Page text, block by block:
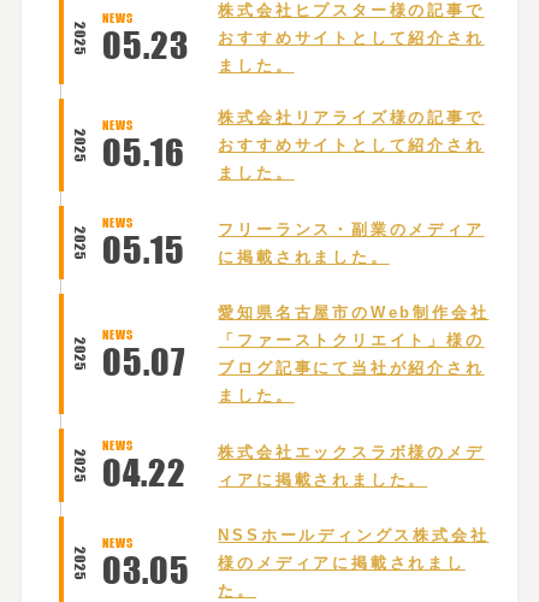
2025
NEWS
05.23
株式会社ヒプスター様の記事で
おすすめサイトとして紹介され
ました。
2025
NEWS
05.16
株式会社リアライズ様の記事で
おすすめサイトとして紹介され
ました。
2025
NEWS
05.15
フリーランス・副業のメディア
に掲載されました。
2025
NEWS
05.07
愛知県名古屋市のWeb制作会社
「ファーストクリエイト」様の
ブログ記事にて当社が紹介され
ました。
2025
NEWS
04.22
株式会社エックスラボ様のメデ
ィアに掲載されました。
2025
NEWS
03.05
NSSホールディングス株式会社
様のメディアに掲載されまし
た。